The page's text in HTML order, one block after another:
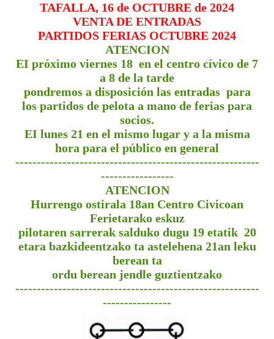
TAFALLA, 16 de OCTUBRE de 2024
VENTA DE ENTRADAS
PARTIDOS FERIAS OCTUBRE 2024
ATENCION
EI próximo viernes 18 en el centro cívico de 7
a 8 de la tarde
pondremos a disposición las entradas para
los partidos de pelota a mano de ferias para
socios.
EI lunes 21 en el mismo lugar y a la misma
hora para el público en general
---------------------------------------------------------
-----------------
ATENCION
Hurrengo ostirala 18an Centro Civicoan
Ferietarako eskuz
pilotaren sarrerak salduko dugu 19 etatik 20
etara bazkideentzako ta astelehena 21an leku
berean ta
ordu berean jendle guztientzako
---------------------------------------------------------
----------------